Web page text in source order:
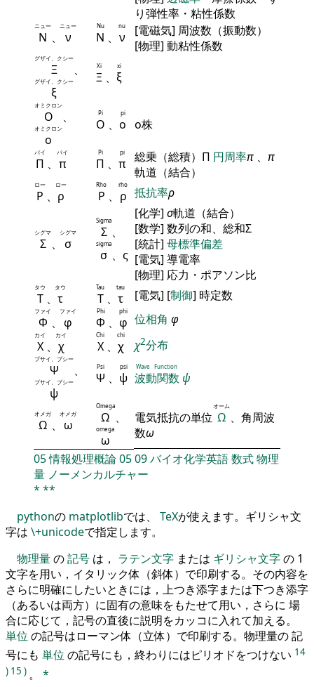
り弾性率・粘性係数
Ν
ニュー
、 ν
ニュー
Ν
Nu
、 ν
nu
[電磁気] 周波数（振動数）
[物理] 動粘性係数
Ξ
グザイ、クシー
、
ξ
グザイ、クシー Ξ
Xi
、 ξ
xi
Ο
オミクロン
、
ο
オミクロン Ο
Pi
、 ο
pi
ο株
Π
パイ
、 π
パイ
Π
Pi
、 π
pi 総乗（総積）Π 円周率π 、 π
軌道（結合）
Ρ
ロー
、 ρ
ロー
Ρ
Rho
、 ρ
rho
抵抗率ρ
Σ
シグマ
、 σ
シグマ Σ
Sigma
、
σ
sigma
、ς
[化学] σ軌道（結合）
[数学] 数列の和、総和Σ
[統計] 母標準偏差
[電気] 導電率
[物理] 応力・ポアソン比
Τ
タウ
、 τ
タウ
Τ
Tau
、 τ
tau
[電気] [制御] 時定数
Φ
ファイ
、 φ
ファイ
Φ
Phi
、 φ
phi
位相角 φ
Χ
カイ
、 χ
カイ
Χ
Chi
、 χ
chi
χ2分布
Ψ
プサイ、プシー
、
ψ
プサイ、プシー Ψ
Psi
、 ψ
psi
波動関数
Wave Function
ψ
Ω
オメガ
、 ω
オメガ Ω
Omega
、
ω
omega
電気抵抗の単位 Ω
オーム
、角周波
数ω
05情報処理概論0509バイオ化学英語数式物理
量 ノーメンカルチャー
* **
pythonの matplotlibでは、 TeXが使えます。ギリシャ文
字は \+unicodeで指定します。
物理量の記号 は， ラテン文字 または ギリシャ文字の 1
文字を用い，イタリック体（斜体）で印刷する。その内容を
さらに明確にしたいときには，上つき添字または下つき添字
（あるいは両方）に固有の意味をもたせて用い，さらに 場
合に応じて，記号の直後に説明をカッコに入れて加える。
単位 の記号はローマン体（立体）で印刷する。物理量の 記
号にも 単位の記号にも，終わりにはピリオドをつけない 14
) 15 ) 。 *